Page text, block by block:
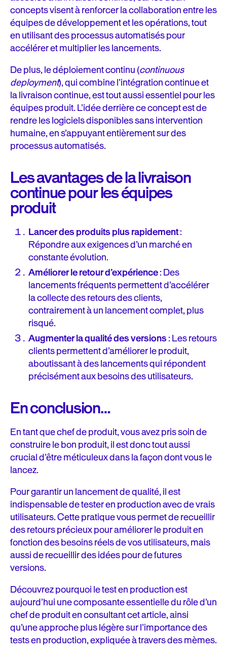
concepts visent à renforcer la collaboration entre les
équipes de développement et les opérations, tout
en utilisant des processus automatisés pour
accélérer et multiplier les lancements.
De plus, le déploiement continu (continuous
deployment), qui combine l’intégration continue et
la livraison continue, est tout aussi essentiel pour les
équipes produit. L’idée derrière ce concept est de
rendre les logiciels disponibles sans intervention
humaine, en s’appuyant entièrement sur des
processus automatisés.
Les avantages de la livraison
continue pour les équipes
produit
Lancer des produits plus rapidement:
Répondre aux exigences d’un marché en
constante évolution.
Améliorer le retour d’expérience: Des
lancements fréquents permettent d’accélérer
la collecte des retours des clients,
contrairement à un lancement complet, plus
risqué.
Augmenter la qualité des versions: Les retours
clients permettent d’améliorer le produit,
aboutissant à des lancements qui répondent
précisément aux besoins des utilisateurs.
En conclusion…
En tant que chef de produit, vous avez pris soin de
construire le bon produit, il est donc tout aussi
crucial d’être méticuleux dans la façon dont vous le
lancez.
Pour garantir un lancement de qualité, il est
indispensable de tester en production avec de vrais
utilisateurs. Cette pratique vous permet de recueillir
des retours précieux pour améliorer le produit en
fonction des besoins réels de vos utilisateurs, mais
aussi de recueillir des idées pour de futures
versions.
Découvrez pourquoi le test en production est
aujourd’hui une composante essentielle du rôle d’un
chef de produit en consultant cet article, ainsi
qu’une approche plus légère sur l’importance des
tests en production, expliquée à travers des mèmes.